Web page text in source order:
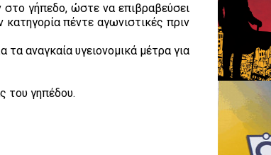
γήπεδο, ώστε να επιβραβεύσει
πέντε αγωνιστικές πριν
αναγκαία υγειονομικά μέτρα για
του γηπέδου.